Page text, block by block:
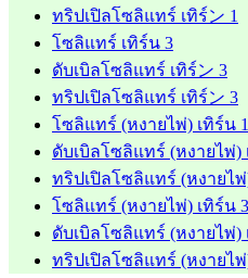
ทริปเปิลโซลิแทร์ เทิร์ン 1
โซลิแทร์ เทิร์น 3
ดับเบิลโซลิแทร์ เทิร์ン 3
ทริปเปิลโซลิแทร์ เทิร์ン 3
โซลิแทร์ (หงายไพ่) เทิร์น 1
ดับเบิลโซลิแทร์ (หงายไพ่)
ทริปเปิลโซลิแทร์ (หงายไพ่
โซลิแทร์ (หงายไพ่) เทิร์น 3
ทริปเปิลโซลิแทร์ (หงายไพ่